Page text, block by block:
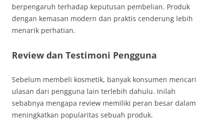
berpengaruh terhadap keputusan pembelian. Produk
dengan kemasan modern dan praktis cenderung lebih
menarik perhatian.
Review dan Testimoni Pengguna
Sebelum membeli kosmetik, banyak konsumen mencari
ulasan dari pengguna lain terlebih dahulu. Inilah
sebabnya mengapa review memiliki peran besar dalam
meningkatkan popularitas sebuah produk.